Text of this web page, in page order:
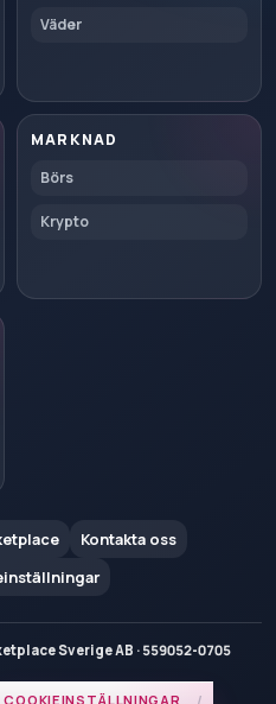
Väder
MARKNAD
Börs
Krypto
Kontakta oss
Sverige AB · 559052-0705
COOKIEINSTÄLLNINGAR